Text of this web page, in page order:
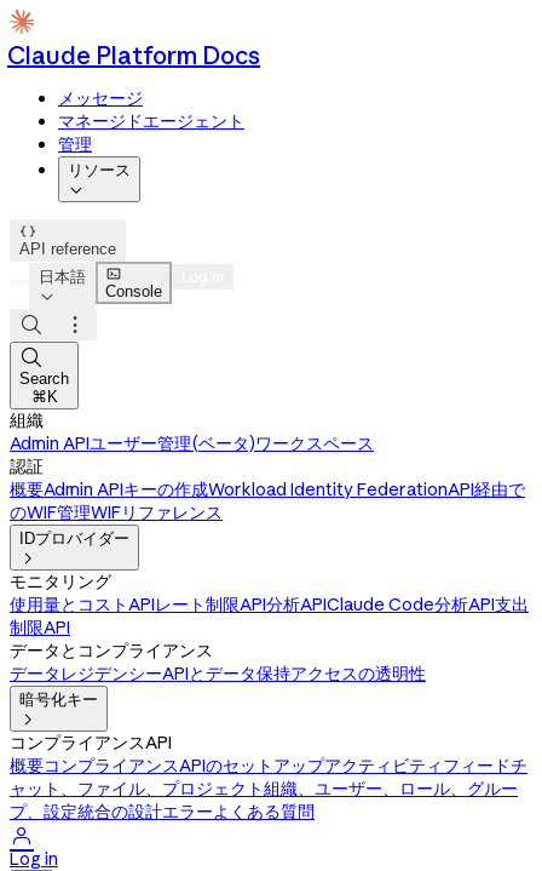
Claude Platform Docs
メッセージ
マネージドエージェント
管理
リソース


API reference
日本語


Console



Search
⌘K
組織
Admin APIユーザー管理(ベータ)ワークスペース
認証
概要Admin APIキーの作成Workload Identity FederationAPI経由で
のWIF管理WIFリファレンス
IDプロバイダー

モニタリング
使用量とコストAPIレート制限API分析APIClaude Code分析API支出
制限API
データとコンプライアンス
データレジデンシーAPIとデータ保持アクセスの透明性
暗号化キー

コンプライアンスAPI
概要コンプライアンスAPIのセットアップアクティビティフィードチ
ャット、ファイル、プロジェクト組織、ユーザー、ロール、グルー
プ、設定統合の設計エラーよくある質問

Log in